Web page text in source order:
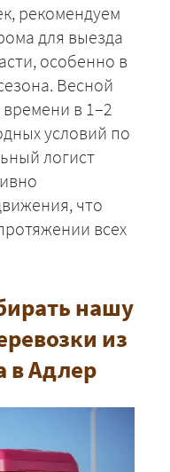
рекомендуем
для выезда
особенно в
Весной
в 1–2
условий по
логист
что
всех
нашу
из
в Адлер